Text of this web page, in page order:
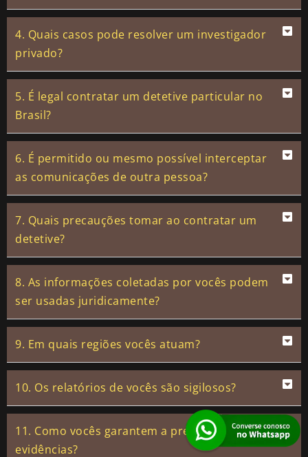
4. Quais casos pode resolver um investigador
privado?
5. É legal contratar um detetive particular no
Brasil?
6. É permitido ou mesmo possível interceptar
as comunicações de outra pessoa?
7. Quais precauções tomar ao contratar um
detetive?
8. As informações coletadas por vocês podem
ser usadas juridicamente?
9. Em quais regiões vocês atuam?
10. Os relatórios de vocês são sigilosos?
11. Como vocês garantem a precisão das
evidências?